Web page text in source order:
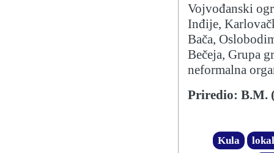
Vojvođanski
Inđije,
Bača,
Bečeja, Grupa
neformalna
Priredio: B.M.
Kula